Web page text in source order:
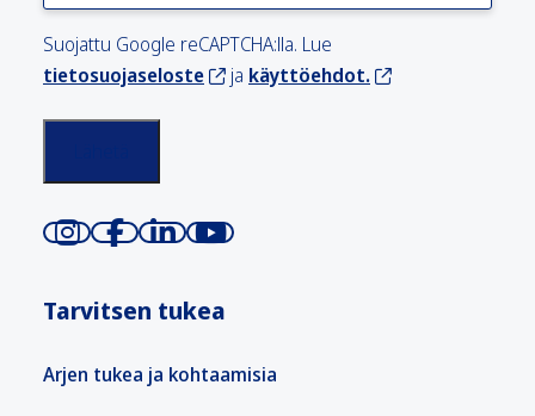
Suojattu Google reCAPTCHA:lla. Lue
tietosuojaseloste
ja käyttöehdot.
Tarvitsen tukea
Arjen tukea ja kohtaamisia